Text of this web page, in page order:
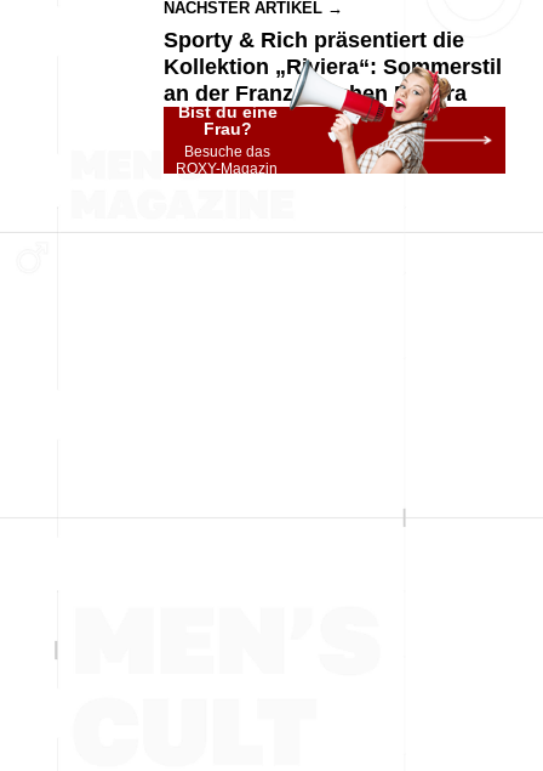
NÄCHSTER ARTIKEL →
Sporty & Rich präsentiert die
Kollektion „Riviera“: Sommerstil
an der Französischen Riviera
Bist du eine
Frau?
Besuche das
ROXY-Magazin